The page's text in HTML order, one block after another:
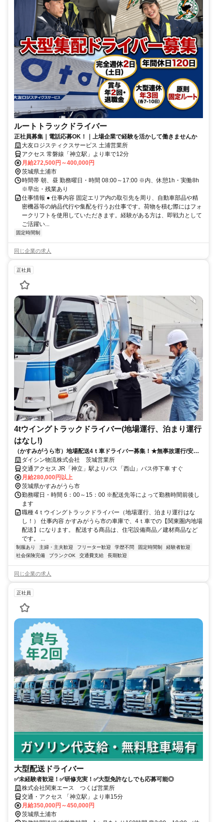
ルートトラックドライバー
正社員募集｜電話応募OK！｜上場企業で経験を活かして働きませんか
大友ロジスティクスサービス 土浦営業所
アクセス 常磐線「神立駅」より車で12分
月給272,500円～400,000円
茨城県土浦市
時間帯 朝、昼 勤務曜日・時間 08:00～17:00 ※内、休憩1h・実働8h
※早出・残業あり
仕事情報 ● 仕事内容 固定エリア内の取引先を周り、自動車部品や精
密機器等の納品代行や集配を行うお仕事です。荷物を積む際にはフォ
ークリフトを使用していただきます。経験がある方は、即戦力として
ご活躍い...
固定時間制
同じ企業の求人
正社員
4tウイングトラックドライバー(地場運行、泊まり運行
はなし!)
（かすみがうら市）地場配送4ｔ車ドライバー募集！★無事故運行/安全
運行の取組はしっかり評価◎
ダイシン物流株式会社 茨城営業所
交通アクセス JR「神立」駅よりバス「西山」バス停下車 すぐ
月給280,000円以上
茨城県かすみがうら市
勤務曜日・時間 6：00～15：00 ※配送先等によって勤務時間前後し
ます
職種 4ｔウイングトラックドライバー（地場運行、泊まり運行はな
し！） 仕事内容 かすみがうら市の車庫で、4ｔ車での【関東圏内地場
配送】になります。 配送する商品は、住宅設備商品／建材商品など
です。 ...
制服あり 主婦・主夫歓迎 フリーター歓迎 学歴不問 固定時間制
経験者歓迎
社会保険完備
ブランクOK 交通費支給 長期歓迎
同じ企業の求人
正社員
大型配送ドライバー
✅未経験者歓迎！✅研修充実！✅大型免許なしでも応募可能◎
株式会社関東エース つくば営業所
交通・アクセス 「神立駅」より車15分
月給350,000円～450,000円
茨城県土浦市